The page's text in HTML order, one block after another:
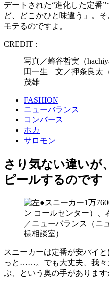
デートされた“進化した定番
ど、どこかひと味違う」。
モテるのですよ。
CREDIT :
写真／蜂谷哲実（
田一生 文／押条良太
茂雄
FASHION
ニューバランス
コンバース
ホカ
サロモン
さり気ない違いが
ピールするのです
スニーカーは定番が安パイ
っと……。でも大丈夫、我々
ぶ、という奥の手があります